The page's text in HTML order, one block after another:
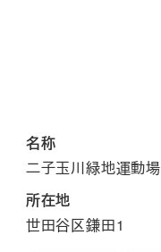
名称
二子玉川緑地運動場
所在地
世田谷区鎌田1